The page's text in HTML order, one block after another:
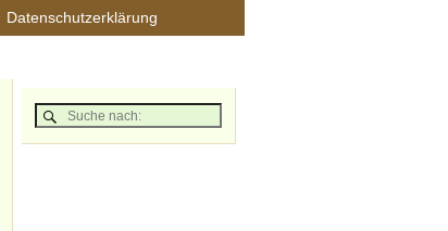
Datenschutzerklärung